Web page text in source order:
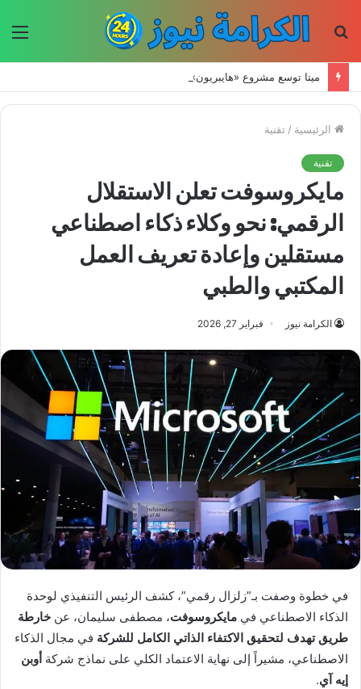
الرئيسية / تقنية
تقنية
مايكروسوفت تعلن الاستقلال
الرقمي: نحو وكلاء ذكاء اصطناعي
مستقلين وإعادة تعريف العمل
المكتبي والطبي
الكرامة نيوز فبراير 27, 2026
في خطوة وصفت بـ”زلزال رقمي”، كشف الرئيس التنفيذي لوحدة
الذكاء الاصطناعي في مايكروسوفت، مصطفى سليمان، عن خارطة
طريق تهدف لتحقيق الاكتفاء الذاتي الكامل للشركة في مجال الذكاء
الاصطناعي، مشيراً إلى نهاية الاعتماد الكلي على نماذج شركة أوبن
إيه آي.